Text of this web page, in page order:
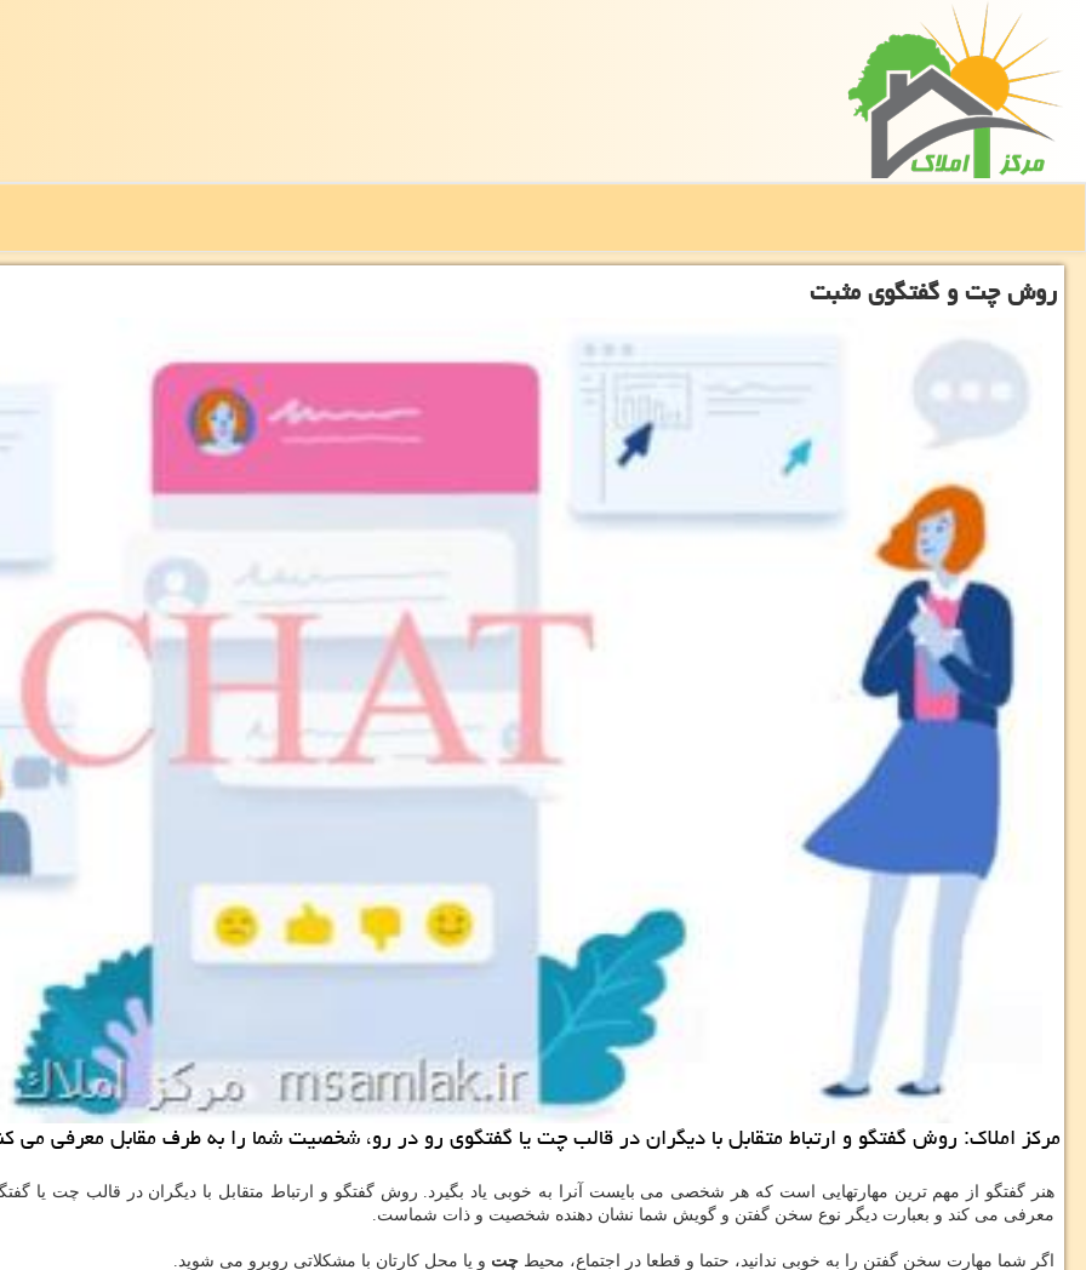
روش چت و گفتگوی مثبت
مركز املاك: روش گفتگو و ارتباط متقابل با دیگران در قالب چت یا گفتگوی رو در رو، شخصیت شما را به طرف مقابل
هنر گفتگو از مهم ترین مهارتهایی است که هر شخصی می بایست آنرا به خوبی یاد بگیرد. روش گفتگو و ارتباط متقابل با دیگران در قالب چت یا
معرفی می کند و بعبارت دیگر نوع سخن گفتن و گویش شما نشان دهنده شخصیت و ذات شماست.
اگر شما مهارت سخن گفتن را به خوبی ندانید، حتما و قطعا در اجتماع، محیط چت و یا محل کارتان با مشکلاتی روبرو می شوید.